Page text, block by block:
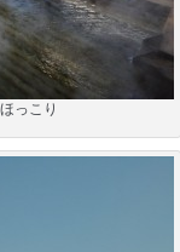
っこり